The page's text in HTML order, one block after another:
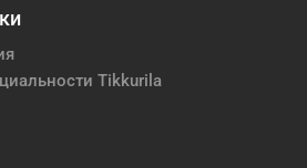
Tikkurila